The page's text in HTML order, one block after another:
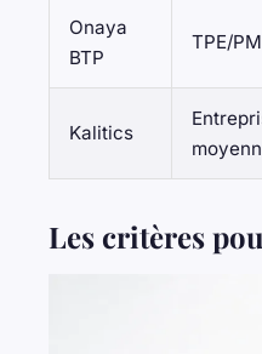
Onaya
BTP
TPE/
Kalitics
Les critères